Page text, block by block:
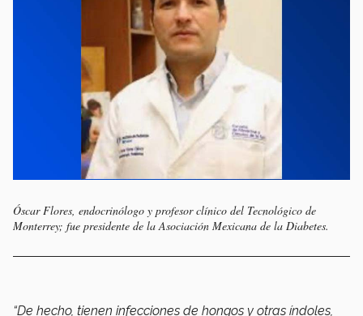
Óscar Flores, endocrinólogo y profesor clínico del Tecnológico de
Monterrey; fue presidente de la Asociación Mexicana de la Diabetes.
“De hecho, tienen infecciones de hongos y otras índoles,